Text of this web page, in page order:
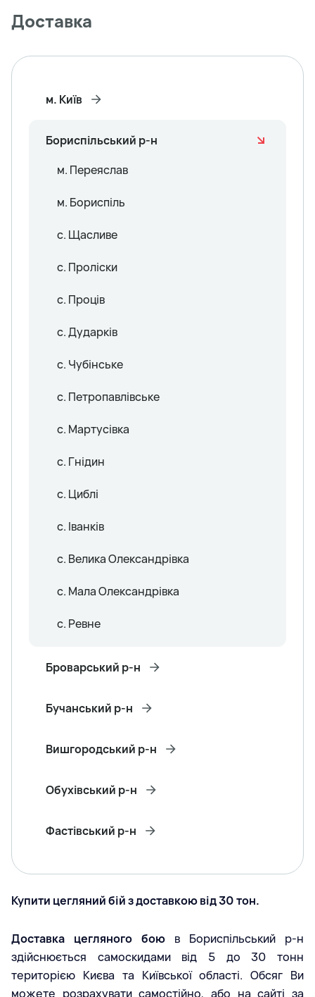
Купити цегляний бій з доставкою від 30 тон.
Доставка цегляного бою в Бориспільський р-н
здійснюється самоскидами від 5 до 30 тонн
територією Києва та Київської області. Обсяг Ви
можете розрахувати самостійно, або на сайті за
Доставка
м. Київ
Бориспільський р-н
м. Переяслав
м. Бориспіль
с. Щасливе
с. Проліски
с. Проців
с. Дударків
с. Чубінське
с. Петропавлівське
с. Мартусівка
с. Гнідин
с. Циблі
с. Іванків
с. Велика Олександрівка
с. Мала Олександрівка
с. Ревне
Броварський р-н
Бучанський р-н
Вишгородський р-н
Обухівський р-н
Фастівський р-н